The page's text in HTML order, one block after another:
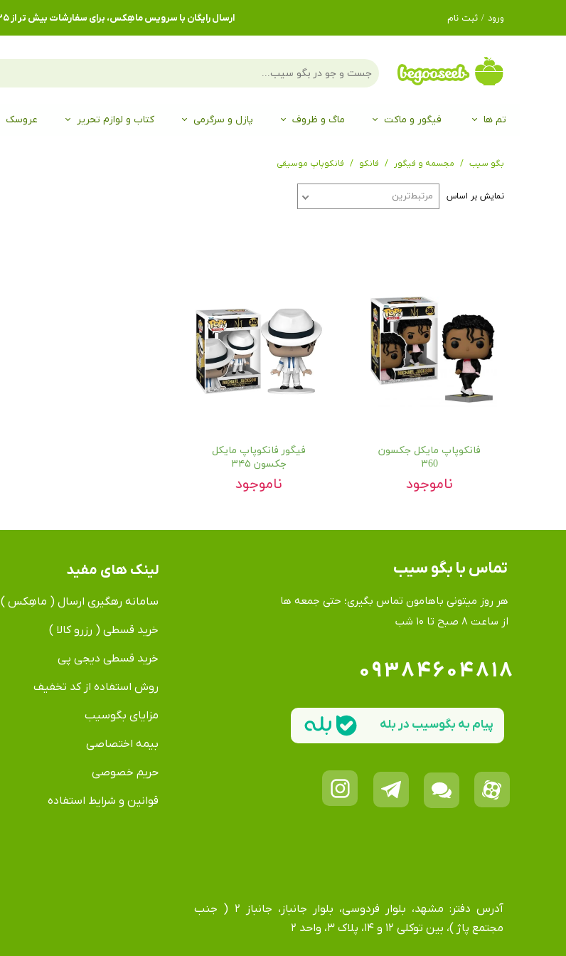
ورود / ثبت نام
حساب کاربری من
تغییر گذر واژه
خروج از حساب
ارسال رایگان با سرویس ماهِکس، برای سفارشات بیش تر از ۲۵ میلیون تومان
تم ها فیگور و ماکت ماگ و ظروف پازل و سرگرمی کتاب و لوازم تحریر عروسک
بگو سیب مجسمه و فیگور فانکو فانکوپاپ موسیقی
نمایش بر اساس مرتبط‌ترین
فانکوپاپ مایکل جکسون
۳60
ناموجود
فیگور فانکوپاپ مایکل
جکسون ۳۴۵
ناموجود
هر روز میتونی باهامون تماس بگیری؛ حتی جمعه ها
​​​​​​​از ساعت ۸ صبح تا ۱۰ شب
تماس​​​​​​​ با بگو سیب لینک های مفید
سامانه رهگیری ارسال ( ماهِکس )
خرید قسطی ( رزرو کالا )
خرید قسطی دیجی پی
روش استفاده از کد تخفیف
مزایای بگوسیب
بیمه اختصاصی
حریم خصوصی
قوانین و شرایط استفاده
۰۹۳۸۴۶۰۴۸۱۸
آدرس دفتر: مشهد، بلوار فردوسی، بلوار جانباز، جانباز ۲ ( جنب
مجتمع پاژ )، بین توکلی ۱۲ و ۱۴، پلاک ۳، واحد ۲
پیام به بگوسیب در بله